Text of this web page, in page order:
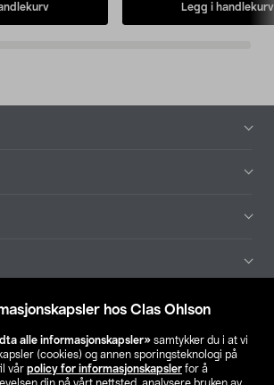
hos Clas Ohlson
alle informasjonskapsler» samtykker du i at vi
(cookies) og annen sporingsteknologi på
vår policy for informasjonskapsler for å
Legg i handlekurv
Finn din butikk